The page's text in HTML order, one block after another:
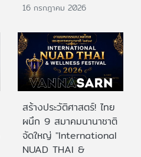
16 กรกฎาคม 2026
สร้างประวัติศาสตร์! ไทย
ผนึก 9 สมาคมนานาชาติ
จัดใหญ่ "International
NUAD THAI &